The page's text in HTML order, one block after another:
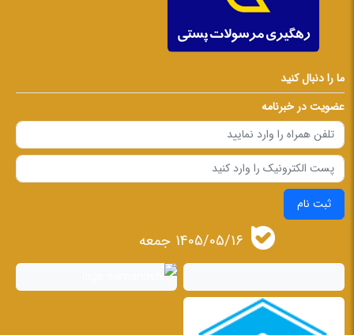
ما را دنبال کنید
عضویت در خبرنامه
ثبت نام
1405/05/16 جمعه